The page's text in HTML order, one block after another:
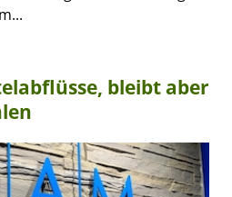
bleibt aber